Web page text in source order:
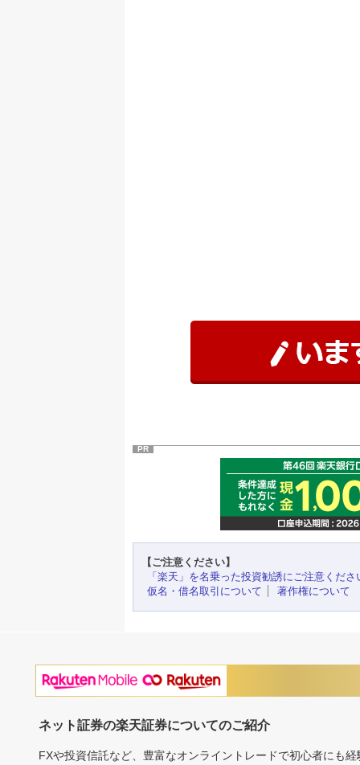
PR
【ご注意ください】
「楽天」を名乗った投資勧誘にご注意くださ
仮名・借名取引について
著作権について
ネット証券の楽天証券についてのご紹介
FXや投資信託など、豊富なオンライントレードで初心者にも